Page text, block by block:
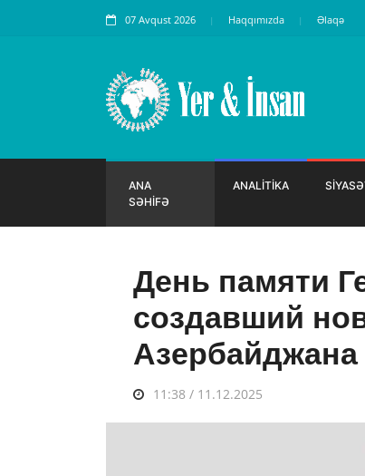
07 Avqust 2026 Haqqımızda Əlaqə
ANA
SƏHİFƏ
ANALİTİKA
День памяти
создавший
Азербайджана
11:38 / 11.12.2025